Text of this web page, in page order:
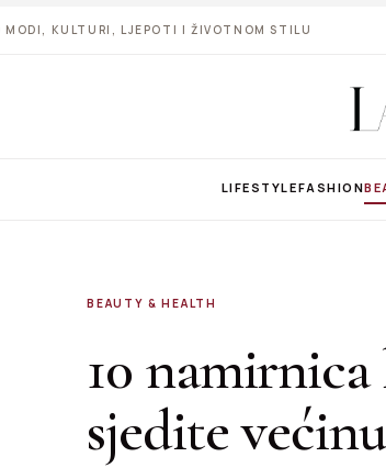
MODI, KULTURI, LJEPOTI I ŽIVOTNOM STILU
LIFESTYLEFASHION
BEAUTY & HEALTH
10
sjedite